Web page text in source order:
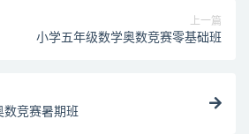
上一篇
小学五年级数学奥数竞赛零基础班
数竞赛暑期班